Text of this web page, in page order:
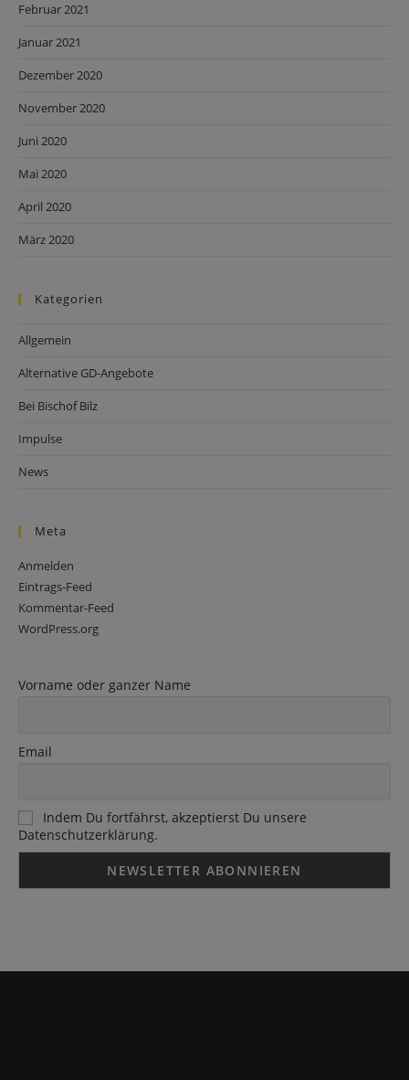
Februar 2021
Januar 2021
Dezember 2020
November 2020
Juni 2020
Mai 2020
April 2020
März 2020
Kategorien
Allgemein
Alternative GD-Angebote
Bei Bischof Bilz
Impulse
News
Meta
Anmelden
Eintrags-Feed
Kommentar-Feed
WordPress.org
Vorname oder ganzer Name
Email
Indem Du fortfährst, akzeptierst Du unsere
Datenschutzerklärung.